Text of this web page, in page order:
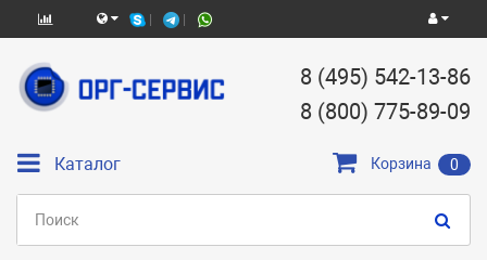
8 (495) 542-13-86
8 (800) 775-89-09
Каталог Корзина 0